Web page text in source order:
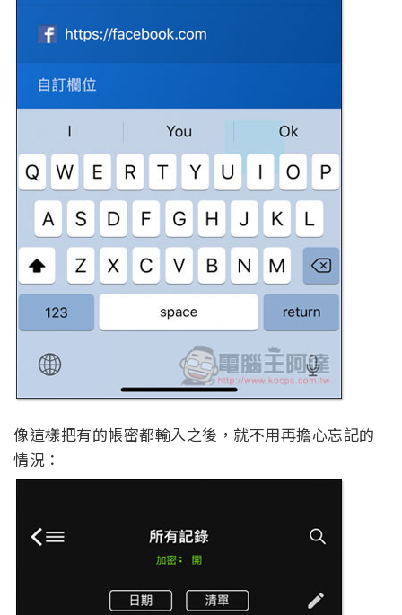
像這樣把有的帳密都輸入之後，就不用再擔心忘記的
情況：